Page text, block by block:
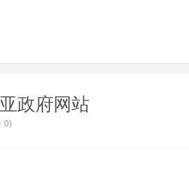
政府网站
0)